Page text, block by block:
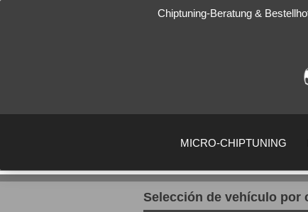
Chiptuning-Beratung &
MICRO-CHIPTUNING
Selección de vehículo por